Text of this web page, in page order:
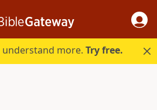
understand more.Try free.